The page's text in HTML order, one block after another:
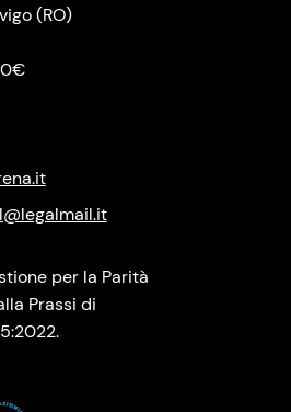
(RO)
per la Parità
Prassi di